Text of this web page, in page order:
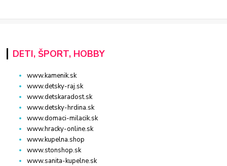
DETI, ŠPORT, HOBBY
www.kamenik.sk
www.detsky-raj.sk
www.detskaradost.sk
www.detsky-hrdina.sk
www.domaci-milacik.sk
www.hracky-online.sk
www.kupelna.shop
www.stonshop.sk
www.sanita-kupelne.sk